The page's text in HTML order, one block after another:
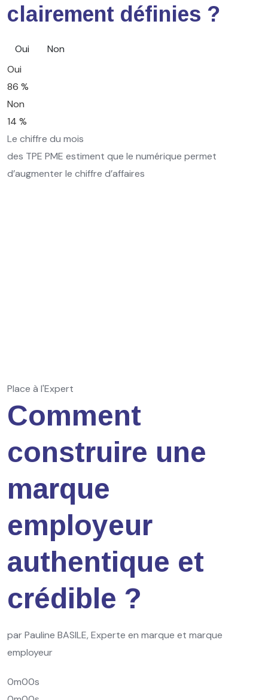
clairement définies ?
Oui
Non
Oui
86 %
Non
14 %
Le chiffre du mois
des TPE PME estiment que le numérique permet
d’augmenter le chiffre d’affaires
Place à l'Expert
Comment
construire une
marque
employeur
authentique et
crédible ?
par Pauline BASILE, Experte en marque et marque
employeur
0m00s